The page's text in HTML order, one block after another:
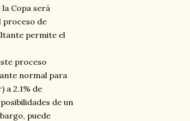
Copa será
proceso de
permite el
proceso
normal para
a 2.1% de
de un
puede